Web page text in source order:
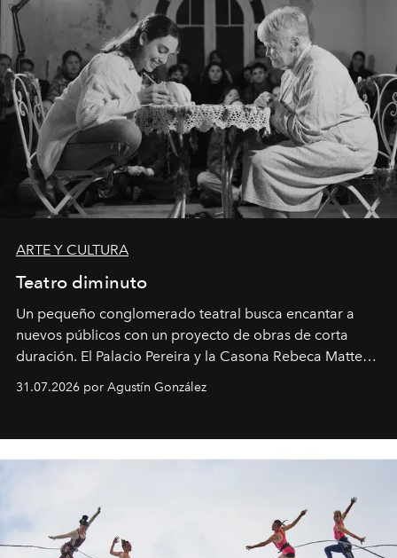
ARTE Y CULTURA
Teatro diminuto
Un pequeño conglomerado teatral busca encantar a
nuevos públicos con un proyecto de obras de corta
duración. El Palacio Pereira y la Casona Rebeca Matte
son algunos de los lugares que han albergado estas
miniobras. Sus puestas en escena son limpias; ponen el
31.07.2026 por Agustín González